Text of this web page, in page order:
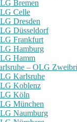
Bremen
Celle
Dresden
Düsseldorf
Frankfurt
Hamburg
Hamm
– OLG
Karlsruhe
Koblenz
Köln
München
Naumburg